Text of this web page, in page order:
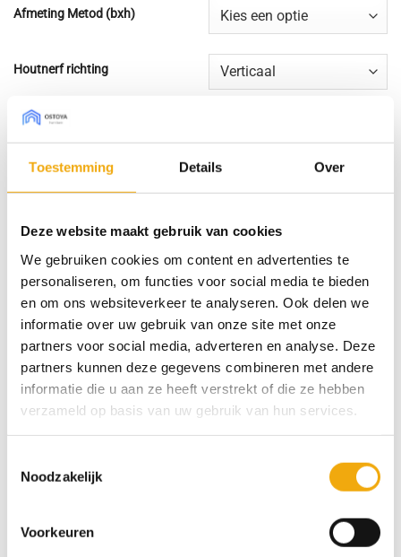
Toestemming Details Over
Deze website maakt gebruik van cookies
We gebruiken cookies om content en advertenties te
personaliseren, om functies voor social media te bieden
en om ons websiteverkeer te analyseren. Ook delen we
informatie over uw gebruik van onze site met onze
partners voor social media, adverteren en analyse. Deze
partners kunnen deze gegevens combineren met andere
informatie die u aan ze heeft verstrekt of die ze hebben
verzameld op basis van uw gebruik van hun services.
Noodzakelijk
Voorkeuren
Afmeting Metod (bxh)
Houtnerf richting
Sherwood Nero, Front voor Metod aantal
Toevoegen aan winkelwagen
Fronten voor Metod kasten
Specificaties
MATERIAAL
Houtvezelplaat
AFWERKING
Melamine decor
18 mm
PRIJSGROEP